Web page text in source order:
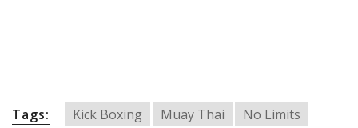
Tags: Kick Boxing Muay Thai
No Limits